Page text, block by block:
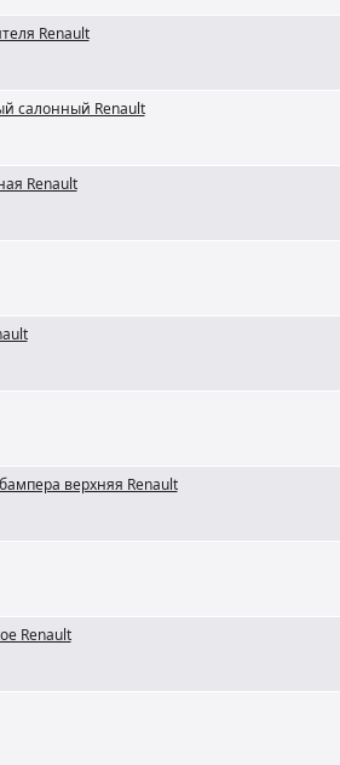
Renault
салонный Renault
Renault
верхняя Renault
Renault